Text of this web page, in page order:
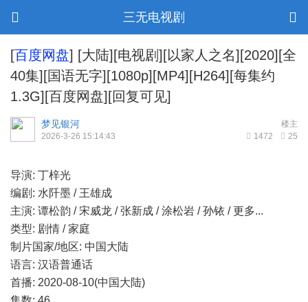
三无电视剧
[百度网盘] [大陆][电视剧][以家人之名][2020][全
40集][国语无字][1080p][MP4][H264][每集约
1.3G][百度网盘][回复可见]
楼主
梦见银河
1472 25
2026-3-26 15:14:43
导演: 丁梓光
编剧: 水阡墨 / 王雄成
主演: 谭松韵 / 宋威龙 / 张新成 / 涂松岩 / 孙铱 / 更多...
类型: 剧情 / 家庭
制片国家/地区: 中国大陆
语言: 汉语普通话
首播: 2020-08-10(中国大陆)